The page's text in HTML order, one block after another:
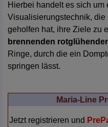
Hierbei handelt es sich um
Visualisierungstechnik,
geholfen hat, ihre Ziele zu
brennenden
Ringe, durch die ein
springen lässt.
Maria-Line
Jetzt registrieren und